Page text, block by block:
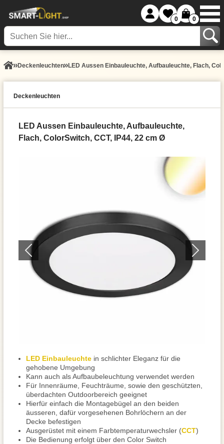
0 0
Decken­leuchten LED Aussen Einbauleuchte, Aufbauleuchte, Flach,
Decken­leuchten
LED Aussen Einbauleuchte, Aufbauleuchte,
Flach, ColorSwitch, CCT, IP44, 22 cm Ø
LED Einbauleuchte in schlichter Eleganz für die
gehobene Umgebung
Kann auch als Aufbaubeleuchtung verwendet werden
Für Innenräume, Feuchträume, sowie den geschützten,
überdachten Outdoorbereich geeignet
Hierfür einfach die Montagebügel an den beiden
äusseren, dafür vorgesehenen Bohrlöchern an der
Decke befestigen
Ausgerüstet mit einem Farbtemperaturwechsler (CCT)
Die Bedienung erfolgt über den Color Switch